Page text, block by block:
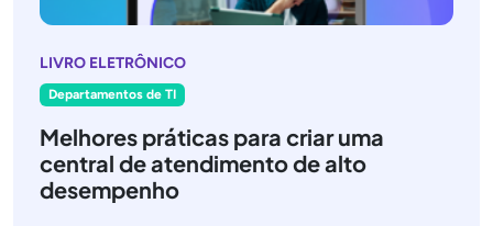
LIVRO ELETRÔNICO
Departamentos de TI
Melhores práticas para criar uma
central de atendimento de alto
desempenho